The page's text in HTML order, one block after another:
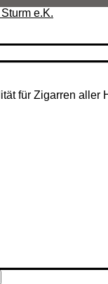
für Zigarren